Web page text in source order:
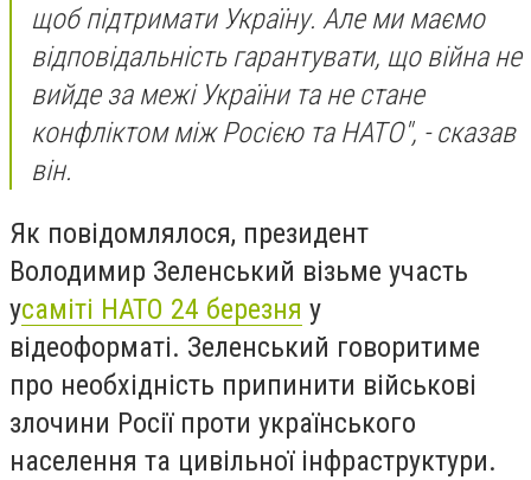
щоб підтримати Україну. Але ми маємо
відповідальність гарантувати, що війна не
вийде за межі України та не стане
конфліктом між Росією та НАТО", - сказав
він.
Як повідомлялося, президент
Володимир Зеленський візьме участь
усаміті НАТО 24 березня у
відеоформаті. Зеленський говоритиме
про необхідність припинити військові
злочини Росії проти українського
населення та цивільної інфраструктури.